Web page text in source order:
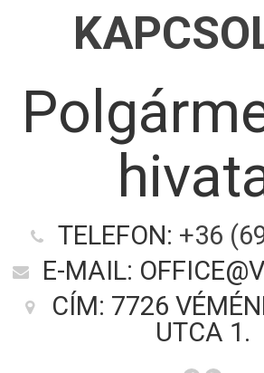
TELEFON: +36
E-MAIL:
CÍM: 7726
UTCA 1.